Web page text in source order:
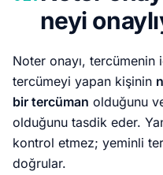
neyi
Noter onayı,
tercümeyi yapan kişinin
bir tercüman olduğunu
olduğunu tasdik eder.
kontrol etmez; yeminli
doğrular.